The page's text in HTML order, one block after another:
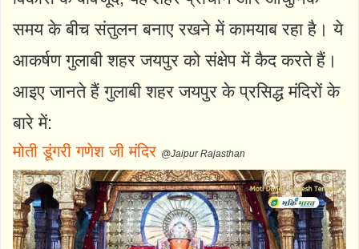
समय के बीच संतुलन बनाए रखने में कामयाब रहा है। ये
आकर्षण गुलाबी शहर जयपुर को संक्षेप में कैद करते हैं।
आइए जानते हैं गुलाबी शहर जयपुर के प्रसिद्ध मंदिरों के
बारे में:
मोती डूंगरी गणेश जी मंदिर @Jaipur Rajasthan